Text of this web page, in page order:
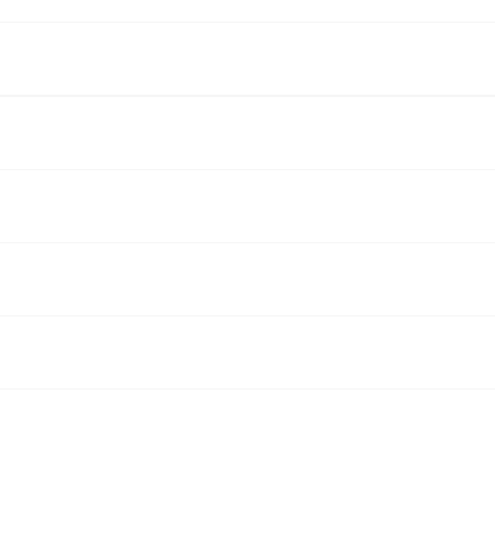
impregnering blir merket med “PFAS-fri DWR” i vår